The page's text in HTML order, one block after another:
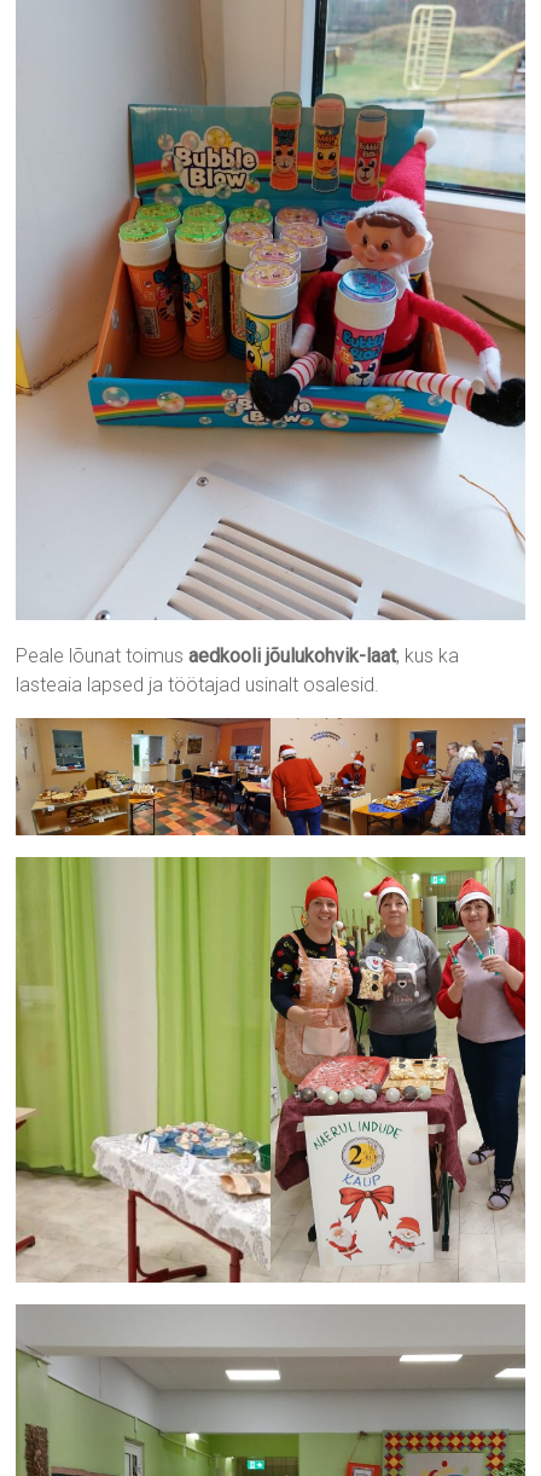
Peale lõunat toimusaedkooli jõulukohvik-laat, kus ka
lasteaia lapsed ja töötajad usinalt osalesid.